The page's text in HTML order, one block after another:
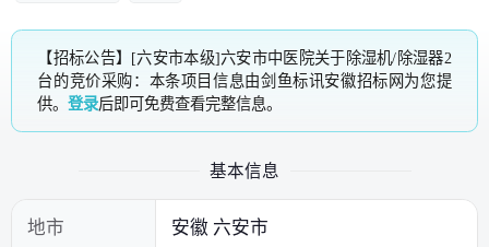
【招标公告】[六安市本级]六安市中医院关于除湿机/除湿器2
台的竞价采购：本条项目信息由剑鱼标讯安徽招标网为您提
供。登录后即可免费查看完整信息。
基本信息
地市 安徽 六安市